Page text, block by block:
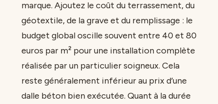
marque. Ajoutez le coût du terrassement, du
géotextile, de la grave et du remplissage : le
budget global oscille souvent entre 40 et 80
euros par m² pour une installation complète
réalisée par un particulier soigneux. Cela
reste généralement inférieur au prix d’une
dalle béton bien exécutée. Quant à la durée